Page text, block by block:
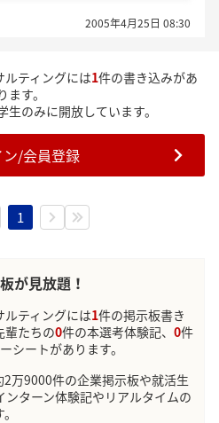
2005年4月25日 08:30
ティングには1件の書き込みがあ
ります。
のみに開放しています。
ン/会員登録
1
が見放題！
ティングには1件の掲示板書き
輩たちの0件の本選考体験記、 0件
シートがあります。
万9000件の企業掲示板や就活生
ンターン体験記やリアルタイムの